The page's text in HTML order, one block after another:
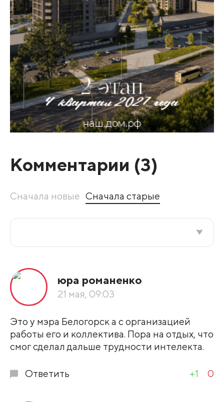
Комментарии (3)
Сначала новые Сначала старые
По рейтингу
Развернуть все
юра романенко
21 мая, 09:03
Это у мэра Белогорск а с организацией
работы его и коллектива. Пора на отдых, что
смог сделал дальше трудности интелекта.
Ответить +1 0